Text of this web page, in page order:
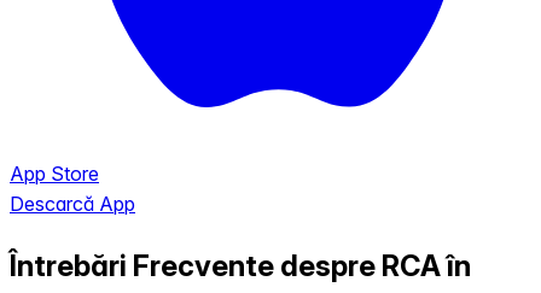
App Store
Descarcă App
Întrebări Frecvente despre RCA în